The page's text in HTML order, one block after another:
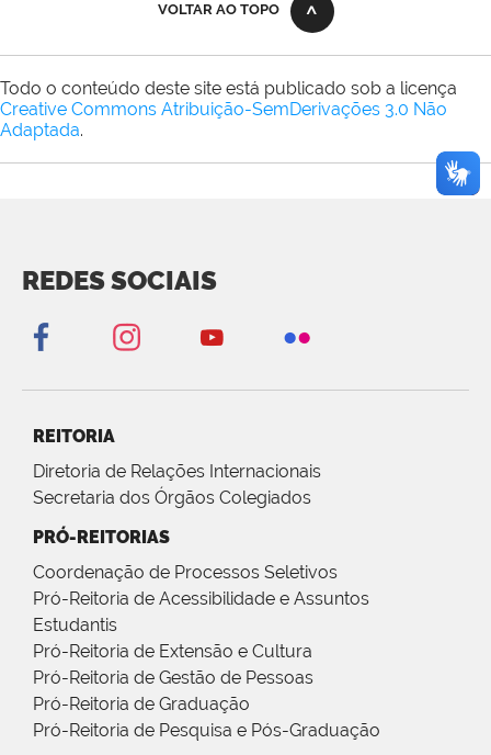
VOLTAR AO TOPO
Todo o conteúdo deste site está publicado sob a licença
Creative Commons Atribuição-SemDerivações 3.0 Não
Adaptada.
REDES SOCIAIS
REITORIA
Diretoria de Relações Internacionais
Secretaria dos Órgãos Colegiados
PRÓ-REITORIAS
Coordenação de Processos Seletivos
Pró-Reitoria de Acessibilidade e Assuntos
Estudantis
Pró-Reitoria de Extensão e Cultura
Pró-Reitoria de Gestão de Pessoas
Pró-Reitoria de Graduação
Pró-Reitoria de Pesquisa e Pós-Graduação